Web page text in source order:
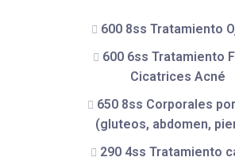
600 8ss Tratamiento
600 6ss Tratamiento
Cicatrices Acné
650 8ss Corporales
(gluteos, abdomen,
290 4ss Tratamiento